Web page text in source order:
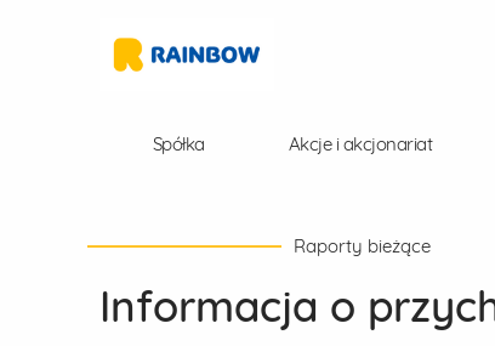
Spółka Akcje i akcjonariat
Raporty bieżące
Informacja o